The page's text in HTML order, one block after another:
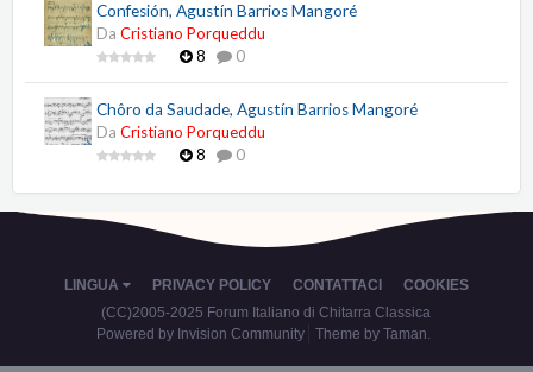
Confesión, Agustín Barrios Mangoré
Da Cristiano Porqueddu
8
0
Chôro da Saudade, Agustín Barrios Mangoré
Da Cristiano Porqueddu
8
0
LINGUA PRIVACY POLICY CONTATTACI
COOKIES
(CC)2005-2025 Forum Italiano di Chitarra Classica
Powered by Invision Community
Theme by Taman.